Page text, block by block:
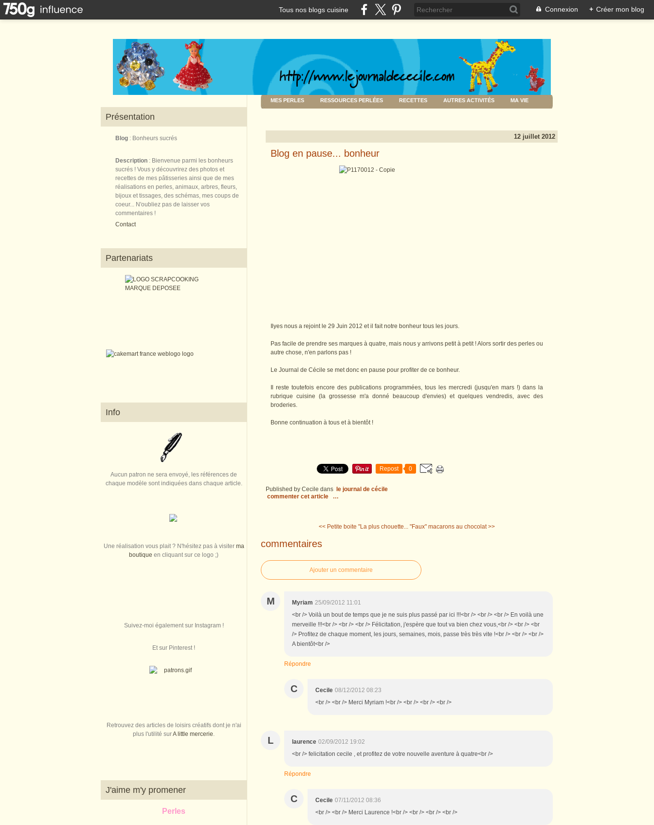
Tous nos blogs cuisine Connexion + Créer mon blog
Présentation
Blog : Bonheurs sucrés
Description : Bienvenue parmi les bonheurs
sucrés ! Vous y découvrirez des photos et
recettes de mes pâtisseries ainsi que de mes
réalisations en perles, animaux, arbres, fleurs,
bijoux et tissages, des schémas, mes coups de
coeur... N'oubliez pas de laisser vos
commentaires !
Contact
Partenariats
Info
Aucun patron ne sera envoyé, les références de
chaque modèle sont indiquées dans chaque article.
Une réalisation vous plait ? N'hésitez pas à visiter ma
boutique en cliquant sur ce logo ;)
Suivez-moi également sur Instagram !
Et sur Pinterest !
Retrouvez des articles de loisirs créatifs dont je n'ai
plus l'utilité surA little mercerie.
J'aime m'y promener
Perles
MES PERLES RESSOURCES PERLÉES RECETTES AUTRES ACTIVITÉS MA VIE
12 juillet 2012
Blog en pause... bonheur
Ilyes nous a rejoint le 29 Juin 2012 et il fait notre bonheur tous les jours.
Pas facile de prendre ses marques à quatre, mais nous y arrivons petit à petit ! Alors sortir des perles ou
autre chose, n'en parlons pas !
Le Journal de Cécile se met donc en pause pour profiter de ce bonheur.
Il reste toutefois encore des publications programmées, tous les mercredi (jusqu'en mars !) dans la
rubrique cuisine (la grossesse m'a donné beaucoup d'envies) et quelques vendredis, avec des
broderies.
Bonne continuation à tous et à bientôt !
Repost 0
Published by Cecile dans
le journal de cécile
commenter cet article
…
<< Petite boite "La plus chouette... "Faux" macarons au chocolat >>
commentaires
Ajouter un commentaire
M Myriam 25/09/2012 11:01
<br /> Voilà un bout de temps que je ne suis plus passé par ici !!!<br /> <br /> <br /> En voilà une
merveille !!!<br /> <br /> <br /> Félicitation, j'espère que tout va bien chez vous,<br /> <br /> <br
/> Profitez de chaque moment, les jours, semaines, mois, passe très très vite !<br /> <br /> <br />
A bientôt<br />
Répondre
C Cecile 08/12/2012 08:23
<br /> <br /> Merci Myriam !<br /> <br /> <br /> <br />
L laurence 02/09/2012 19:02
<br /> felicitation cecile , et profitez de votre nouvelle aventure à quatre<br />
Répondre
C Cecile 07/11/2012 08:36
<br /> <br /> Merci Laurence !<br /> <br /> <br /> <br />